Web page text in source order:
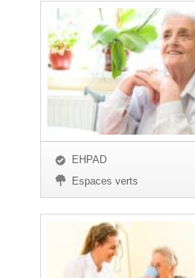
EHPAD
Espaces verts